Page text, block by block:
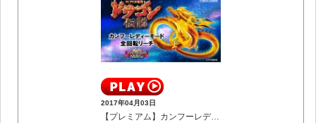
2017年04月03日
【プレミアム】カンフーレディーモード 全回転リーチ